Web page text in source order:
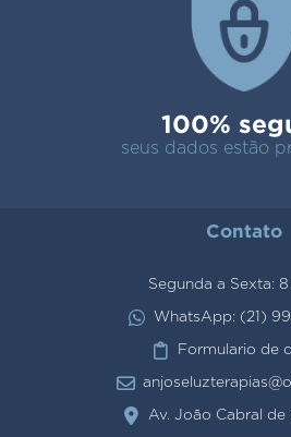
100%
seus dados estão
Contato
Segunda a Sexta: 8
WhatsApp: (21)
Formulario de
Av. João Cabral de